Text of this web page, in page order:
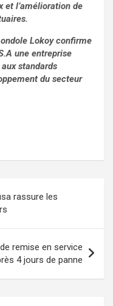
et l’amélioration de
Lokoy confirme
une entreprise
standards
du secteur
rassure les
remise en service
4 jours de panne